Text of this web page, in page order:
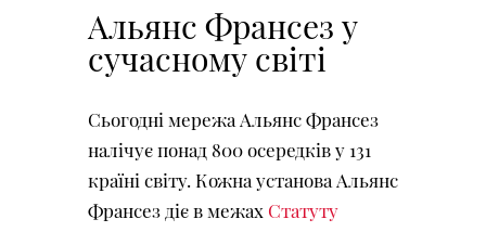
Альянс Франсез у
сучасному світі
Сьогодні мережа Альянс Франсез
налічує понад 800 осередків у 131
країні світу. Кожна установа Альянс
Франсез діє в межах Статуту